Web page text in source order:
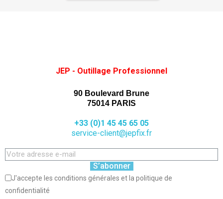
JEP - Outillage Professionnel
90 Boulevard Brune
75014 PARIS
+33 (0)1 45 45 65 05
service-client@jepfix.fr
S’abonner
J'accepte les conditions générales et la politique de
confidentialité